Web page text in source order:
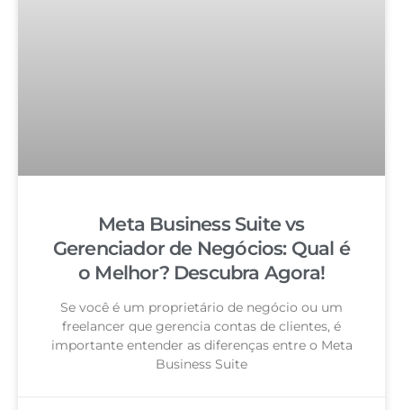
Meta Business Suite vs
Gerenciador de Negócios: Qual é
o Melhor? Descubra Agora!
Se você é um proprietário de negócio ou um
freelancer que gerencia contas de clientes, é
importante entender as diferenças entre o Meta
Business Suite